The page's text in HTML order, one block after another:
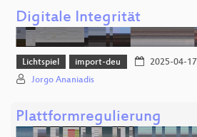
Digitale Integrität
Lichtspiel import-deu 2025-04-17
Jorgo Ananiadis
Plattformregulierung